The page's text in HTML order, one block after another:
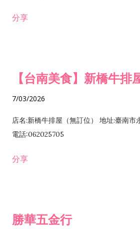
發業 H703090 不動產買賣業 H703100
分享
【台南美食】新橋牛排
7/03/2026
店名:新橋牛排屋（無訂位） 地址:臺南市
電話:062025705
分享
勝華五金行